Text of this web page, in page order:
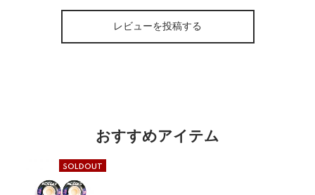
レビューを投稿する
おすすめアイテム
SOLDOUT